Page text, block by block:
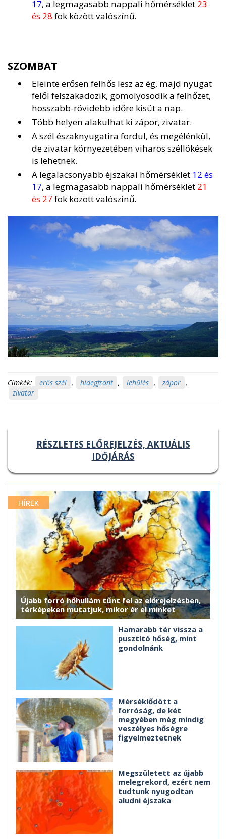
17, a legmagasabb nappali hőmérséklet 23
és 28 fok között valószínű.
SZOMBAT
Eleinte erősen felhős lesz az ég, majd nyugat
felől felszakadozik, gomolyosodik a felhőzet,
hosszabb-rövidebb időre kisüt a nap.
Több helyen alakulhat ki zápor, zivatar.
A szél északnyugatira fordul, és megélénkül,
de zivatar környezetében viharos széllökések
is lehetnek.
A legalacsonyabb éjszakai hőmérséklet 12 és
17, a legmagasabb nappali hőmérséklet 21
és 27 fok között valószínű.
Címkék: erős szél , hidegfront , lehűlés , zápor ,
zivatar
RÉSZLETES ELŐREJELZÉS, AKTUÁLIS
IDŐJÁRÁS
HÍREK
Újabb forró hőhullám tűnt fel az előrejelzésben,
térképeken mutatjuk, mikor ér el minket
Hamarabb tér vissza a
pusztító hőség, mint
gondolnánk
Mérséklődött a
forróság, de két
megyében még mindig
veszélyes hőségre
figyelmeztetnek
Megszületett az újabb
melegrekord, ezért nem
tudtunk nyugodtan
aludni éjszaka